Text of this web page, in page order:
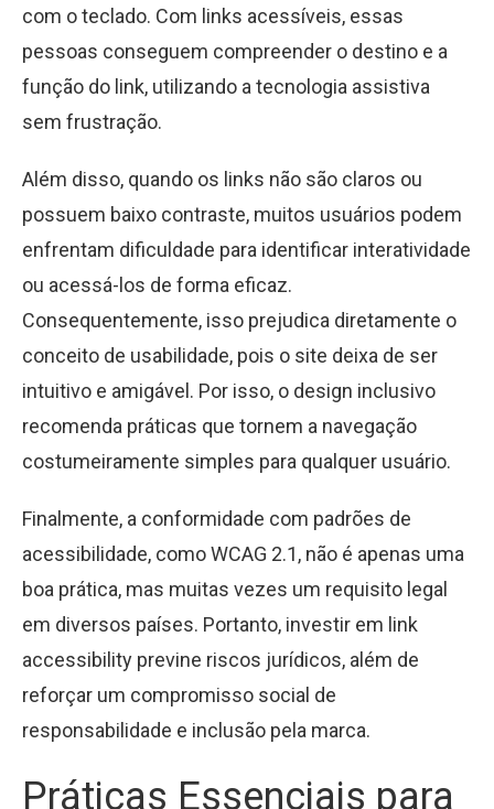
com o teclado. Com links acessíveis, essas
pessoas conseguem compreender o destino e a
função do link, utilizando a tecnologia assistiva
sem frustração.
Além disso, quando os links não são claros ou
possuem baixo contraste, muitos usuários podem
enfrentam dificuldade para identificar interatividade
ou acessá-los de forma eficaz.
Consequentemente, isso prejudica diretamente o
conceito de usabilidade, pois o site deixa de ser
intuitivo e amigável. Por isso, o design inclusivo
recomenda práticas que tornem a navegação
costumeiramente simples para qualquer usuário.
Finalmente, a conformidade com padrões de
acessibilidade, como WCAG 2.1, não é apenas uma
boa prática, mas muitas vezes um requisito legal
em diversos países. Portanto, investir em link
accessibility previne riscos jurídicos, além de
reforçar um compromisso social de
responsabilidade e inclusão pela marca.
Práticas Essenciais para